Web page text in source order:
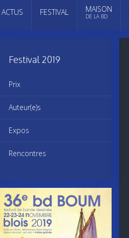
ACTUS FESTIVAL MAISON
DE LA BD
Festival 2019
Prix
Auteur(e)s
Expos
Rencontres